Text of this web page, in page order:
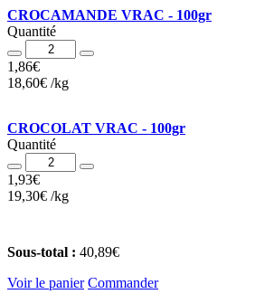
CROCAMANDE VRAC - 100gr
QuantitéQuantité
1,86€
18,60€ /kg
CROCOLAT VRAC - 100gr
QuantitéQuantité
1,93€
19,30€ /kg
Sous-total : 40,89€
Voir le panier Commander